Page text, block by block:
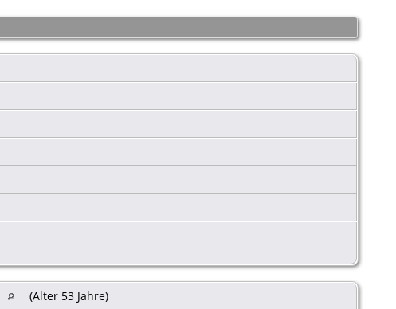
(Alter 53 Jahre)